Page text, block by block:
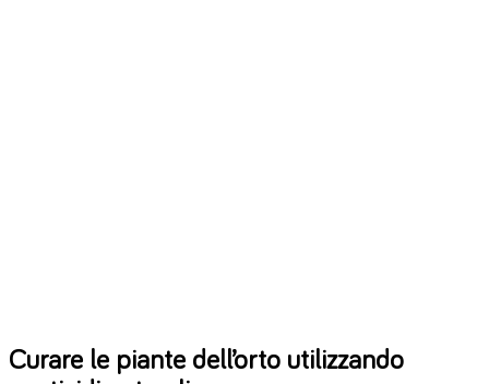
Curare le piante dell’orto utilizzando